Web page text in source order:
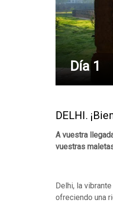
Día 1
DELHI.
A vuestra
vuestras
Delhi, la
ofreciendo una